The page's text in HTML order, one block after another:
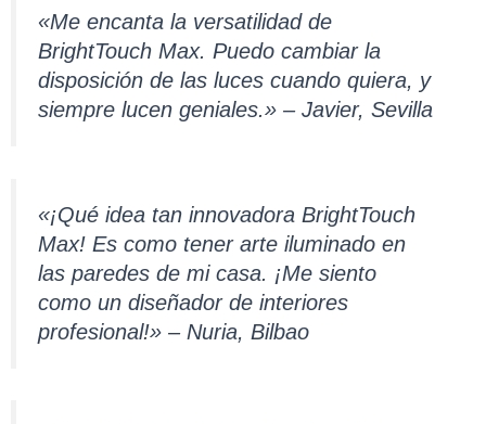
«Me encanta la versatilidad de
BrightTouch Max. Puedo cambiar la
disposición de las luces cuando quiera, y
siempre lucen geniales.» – Javier, Sevilla
«¡Qué idea tan innovadora BrightTouch
Max! Es como tener arte iluminado en
las paredes de mi casa. ¡Me siento
como un diseñador de interiores
profesional!» – Nuria, Bilbao